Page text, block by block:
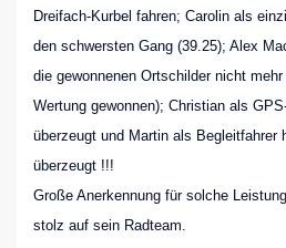
Dreifach-Kurbel fahren; Carolin als
den schwersten Gang (39.25); Alex
die gewonnenen Ortschilder nicht
Wertung gewonnen); Christian als
überzeugt und Martin als Begleitfahrer
überzeugt !!!
Große Anerkennung für solche
stolz auf sein Radteam.